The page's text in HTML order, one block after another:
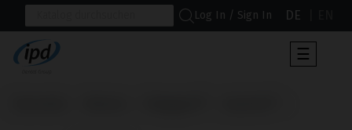
Log In / Sign In DE
der
☰